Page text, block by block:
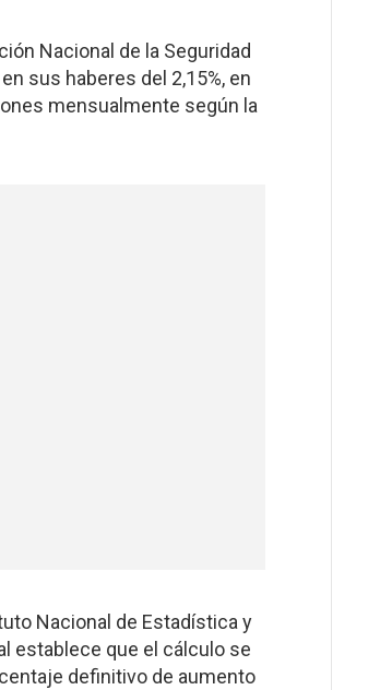
Nacional de la Seguridad
sus haberes del 2,15%, en
mensualmente según la
Nacional de Estadística y
establece que el cálculo se
definitivo de aumento